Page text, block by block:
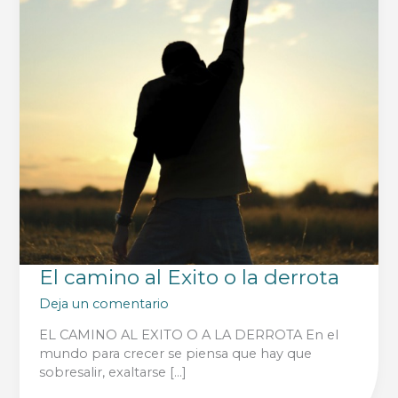
El camino al Exito o la derrota
Deja un comentario
EL CAMINO AL EXITO O A LA DERROTA En el
mundo para crecer se piensa que hay que
sobresalir, exaltarse […]